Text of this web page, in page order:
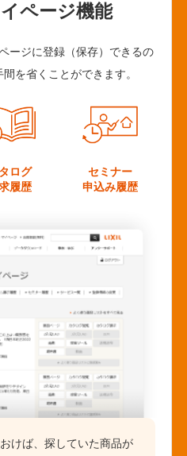
ページ機能
ージに登録（保存）できるの
を省くことができます。
ログ
履歴
セミナー
申込み履歴
けば、探していた商品が